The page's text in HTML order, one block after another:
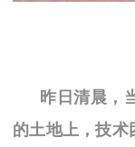
昨日清晨，
的土地上，技术